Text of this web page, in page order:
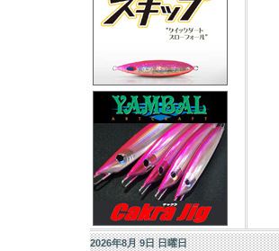
2026年8月 9日 日曜日